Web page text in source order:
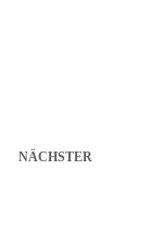
NÄCHSTER